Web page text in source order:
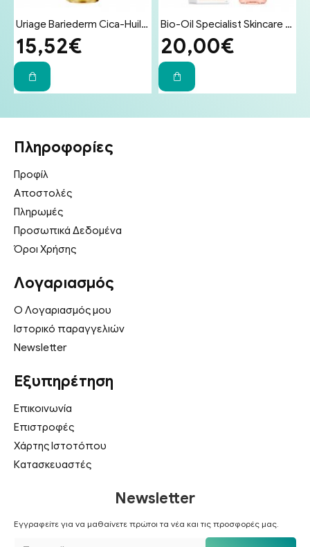
Uriage Bariederm Cica-Huil (Cica-Oil) 100ml - Έλαιο Επανόρθωσης Προσώπου & Σώματος για Ραγάδες & Ουλές
15,52€
Bio-Oil Specialist Skincare Oil Λάδι Επανόρθωσης Ουλών & Ραγάδων 200ml
20,00€
Πληροφορίες
Προφίλ
Αποστολές
Πληρωμές
Προσωπικά Δεδομένα
Όροι Χρήσης
Λογαριασμός
Ο Λογαριασμός μου
Ιστορικό παραγγελιών
Newsletter
Εξυπηρέτηση
Επικοινωνία
Επιστροφές
Χάρτης Ιστοτόπου
Κατασκευαστές
Newsletter
Εγγραφείτε για να μαθαίνετε πρώτοι τα νέα και τις προσφορές μας.